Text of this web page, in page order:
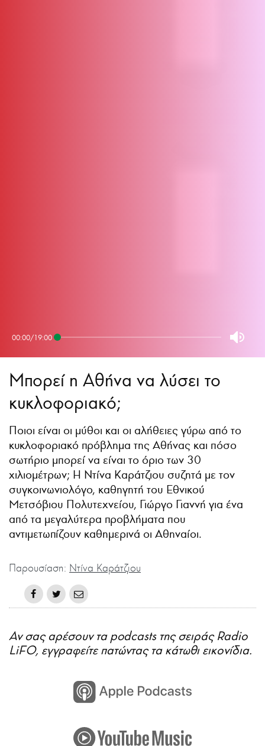
Μπορεί η Αθήνα να λύσει το
κυκλοφοριακό;
Ποιοι είναι οι μύθοι και οι αλήθειες γύρω από το
κυκλοφοριακό πρόβλημα της Αθήνας και πόσο
σωτήριο μπορεί να είναι το όριο των 30
χιλιομέτρων; Η Ντίνα Καράτζιου συζητά με τον
συγκοινωνιολόγο, καθηγητή του Εθνικού
Μετσόβιου Πολυτεχνείου, Γιώργο Γιαννή για ένα
από τα μεγαλύτερα προβλήματα που
αντιμετωπίζουν καθημερινά οι Αθηναίοι.
00:00/19:00
Παρουσίαση: Ντίνα Καράτζιου
Αν σας αρέσουν τα podcasts της σειράς Radio
LiFO, εγγραφείτε πατώντας τα κάτωθι εικονίδια.